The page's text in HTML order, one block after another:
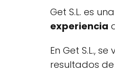
Get S.L. es
experiencia
En Get S.L.,
resultados